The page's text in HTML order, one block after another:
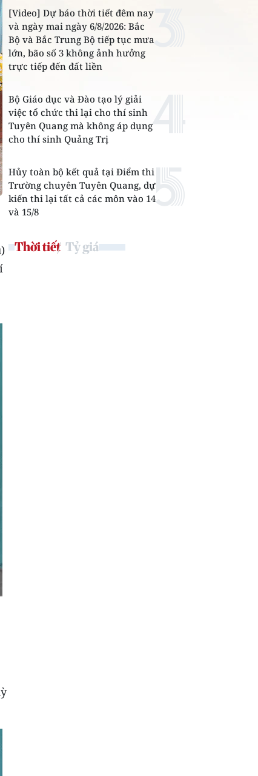
[Video] Dự báo thời tiết đêm nay
và ngày mai ngày 6/8/2026: Bắc
Bộ và Bắc Trung Bộ tiếp tục mưa
lớn, bão số 3 không ảnh hưởng
trực tiếp đến đất liền
Bộ Giáo dục và Đào tạo lý giải
việc tổ chức thi lại cho thí sinh
Tuyên Quang mà không áp dụng
cho thí sinh Quảng Trị
Hủy toàn bộ kết quả tại Điểm thi
Trường chuyên Tuyên Quang, dự
kiến thi lại tất cả các môn vào 14
và 15/8
Thời tiết Tỷ giá